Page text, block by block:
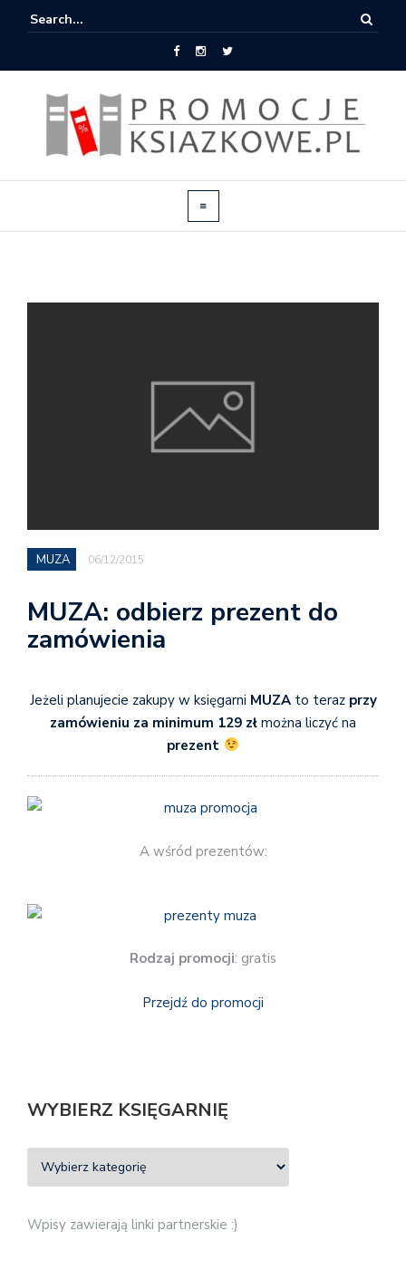
MUZA 06/12/2015
MUZA: odbierz prezent do
zamówienia
Jeżeli planujecie zakupy w księgarni MUZAto terazprzy
zamówieniu za minimum 129 zł można liczyć na
prezent
A wśród prezentów:
Rodzaj promocji: gratis
Przejdź do promocji
WYBIERZ KSIĘGARNIĘ
Wpisy zawierają linki partnerskie :)